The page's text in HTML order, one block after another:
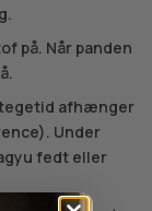
på. Når panden
afhænger
Under
fedt eller